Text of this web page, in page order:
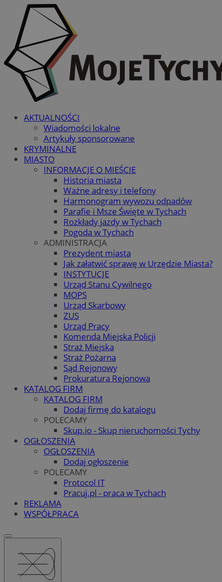
AKTUALNOŚCI
Wiadomości lokalne
Artykuły sponsorowane
KRYMINALNE
MIASTO
INFORMACJE O MIEŚCIE
Historia miasta
Ważne adresy i telefony
Harmonogram wywozu odpadów
Parafie i Msze Święte w Tychach
Rozkłady jazdy w Tychach
Pogoda w Tychach
ADMINISTRACJA
Prezydent miasta
Jak załatwić sprawę w Urzędzie Miasta?
INSTYTUCJE
Urząd Stanu Cywilnego
MOPS
Urząd Skarbowy
ZUS
Urząd Pracy
Komenda Miejska Policji
Straż Miejska
Straż Pożarna
Sąd Rejonowy
Prokuratura Rejonowa
KATALOG FIRM
KATALOG FIRM
Dodaj firmę do katalogu
POLECAMY
Skup.io - Skup nieruchomości Tychy
OGŁOSZENIA
OGŁOSZENIA
Dodaj ogłoszenie
POLECAMY
Protocol IT
Pracuj.pl - praca w Tychach
REKLAMA
WSPÓŁPRACA